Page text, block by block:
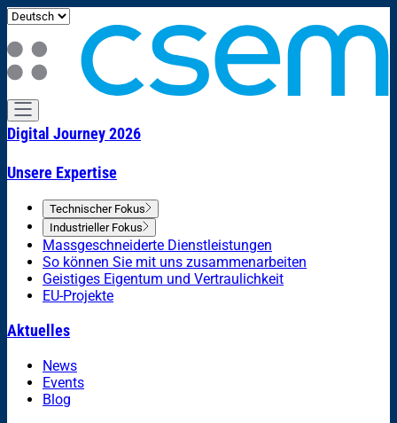
Digital Journey 2026
Unsere Expertise
Technischer Fokus
Industrieller Fokus
Massgeschneiderte Dienstleistungen
So können Sie mit uns zusammenarbeiten
Geistiges Eigentum und Vertraulichkeit
EU-Projekte
Aktuelles
News
Events
Blog